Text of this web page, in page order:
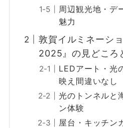
周辺観光地・デ
魅力
敦賀イルミネーシ
2025』の見どころ
LEDアート・光
映え間違いなし
光のトンネルと
ン体験
屋台・キッチン